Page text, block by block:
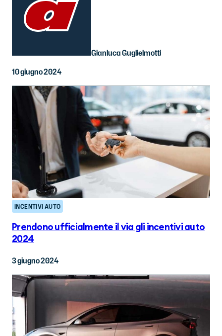
Gianluca Guglielmotti
10 giugno 2024
INCENTIVI AUTO
Prendono ufficialmente il via gli incentivi auto
2024
3 giugno 2024